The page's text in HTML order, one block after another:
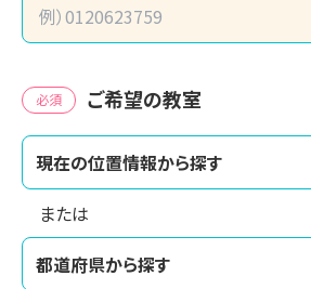
必須 ご希望の教室
現在の位置情報から探す
または
都道府県から探す